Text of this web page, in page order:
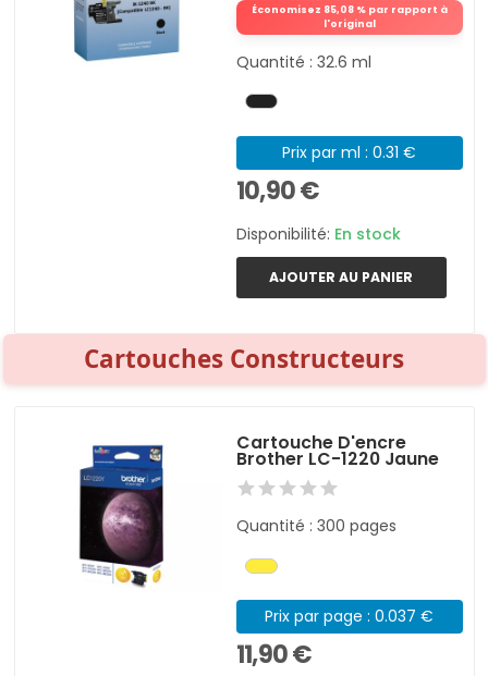
Économisez 85,08 % par rapport à
l'original
Quantité : 32.6 ml
Prix par ml : 0.31 €
10,90 €
Disponibilité: En stock
AJOUTER AU PANIER
Cartouches Constructeurs
Cartouche D'encre
Brother LC-1220 Jaune
Quantité : 300 pages
Prix par page : 0.037 €
11,90 €